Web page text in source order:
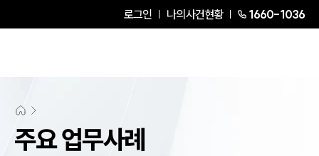
로그인 나의사건현황 1660-1036
주요 업무사례